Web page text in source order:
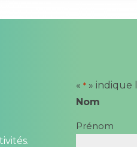
« *» indique
Nom
Prénom